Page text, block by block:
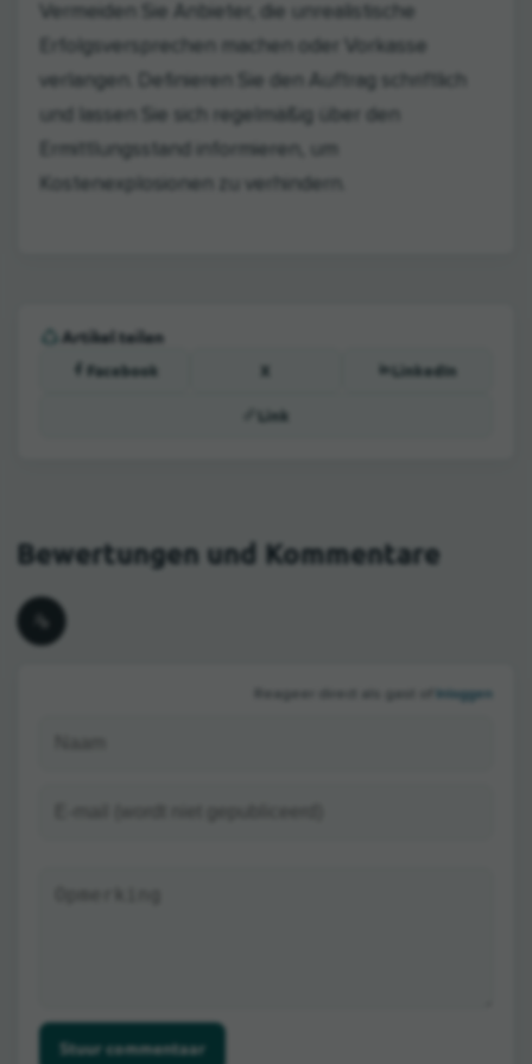
Vermeiden Sie Anbieter, die unrealistische
Erfolgsversprechen machen oder Vorkasse
verlangen. Definieren Sie den Auftrag schriftlich
und lassen Sie sich regelmäßig über den
Ermittlungsstand informieren, um
Kostenexplosionen zu verhindern.
Artikel teilen
Facebook X LinkedIn
Link
Inloggen
Stuur commentaar